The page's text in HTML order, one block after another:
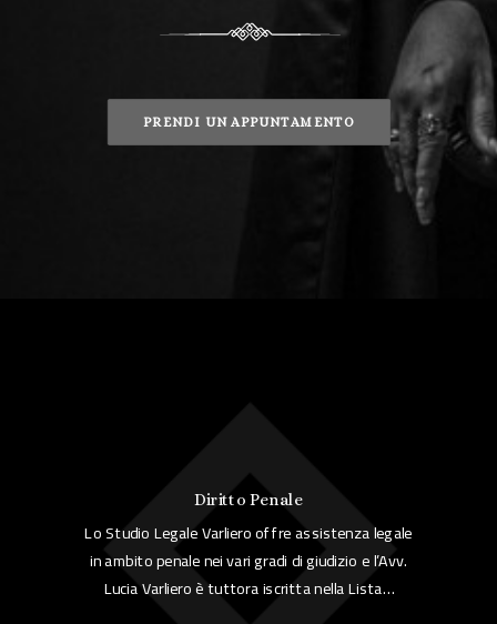
PRENDI UN APPUNTAMENTO
Diritto Penale
Lo Studio Legale Varliero offre assistenza legale
in ambito penale nei vari gradi di giudizio e l’Avv.
Lucia Varliero è tuttora iscritta nella Lista…